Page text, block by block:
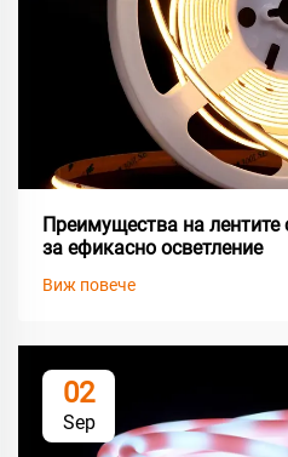
Преимущества на лентите
за ефикасно осветление
Виж повече
02
Sep